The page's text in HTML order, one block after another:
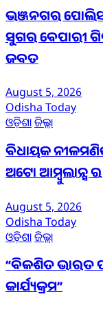
ଭଞ୍ଜନଗର
ସୁଗର ବେପାରୀ
ଜବତ
August 5, 2026
Odisha Today
ଓଡ଼ିଶାଜିଲ୍ଲା
ବିଧାୟକ
ଅଟୋ ଆମ୍ବୁଲାନ୍ସ
August 5, 2026
Odisha Today
ଓଡ଼ିଶାଜିଲ୍ଲା
“ବିକଶିତ ଭାରତ
କାର୍ଯ୍ୟକ୍ରମ”